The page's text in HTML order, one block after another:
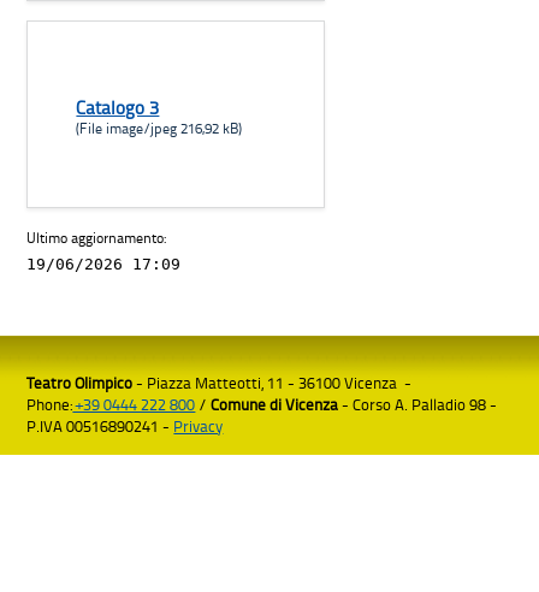
Catalogo 3
(File image/jpeg 216,92 kB)
Ultimo aggiornamento:
19/06/2026 17:09
Teatro Olimpico- Piazza Matteotti, 11 - 36100 Vicenza -
Phone:+39 0444 222 800 /Comune di Vicenza- Corso A. Palladio 98 -
P.IVA 00516890241 - Privacy